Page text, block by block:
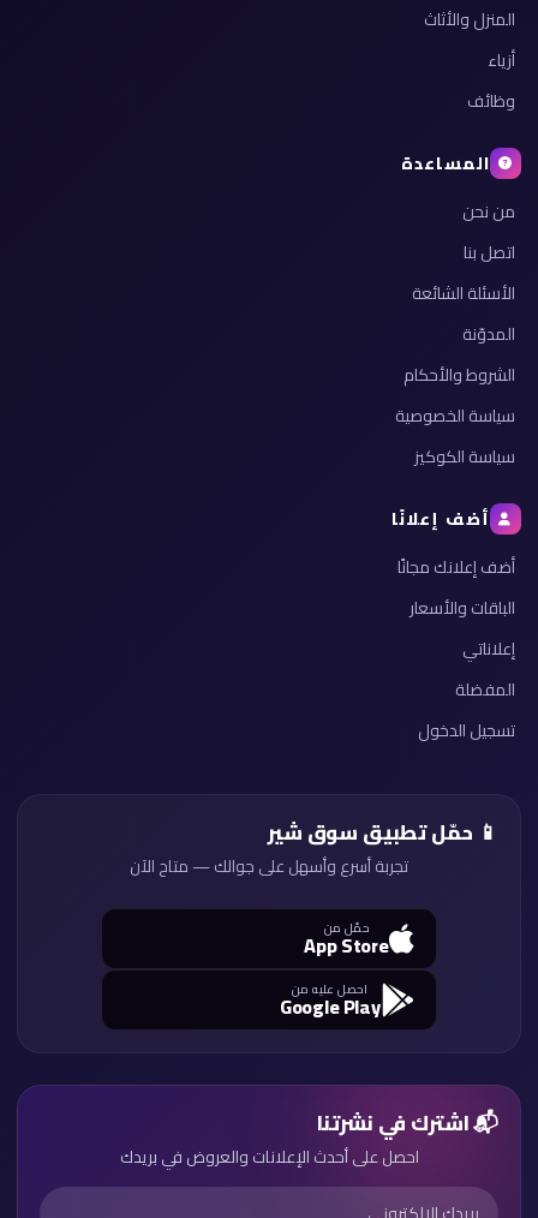
المنزل والأثاث
أزياء
وظائف
المساعدة
من نحن
اتصل بنا
الأسئلة الشائعة
المدوّنة
الشروط والأحكام
سياسة الخصوصية
سياسة الكوكيز
أضف إعلانًا
أضف إعلانك مجانًا
الباقات والأسعار
إعلاناتي
المفضلة
تسجيل الدخول
📱 حمّل تطبيق سوق شير
تجربة أسرع وأسهل على جوالك — متاح الآن
حمّل من
App Store
احصل عليه من
Google Play
📬 اشترك في نشرتنا
احصل على أحدث الإعلانات والعروض في بريدك